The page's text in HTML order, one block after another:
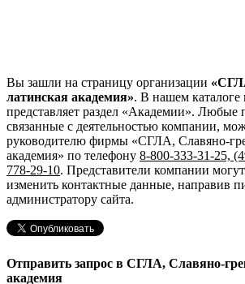
Вы зашли на страницу организации
латинская академия». В нашем каталоге
представляет раздел «Академии». Любые
связанные с деятельностью компании,
руководителю фирмы «СГЛА, Славяно-
академия» по телефону 8-800-333-31-25,
778-29-10. Представители компании
изменить контактные данные, направив
администратору сайта.
Отправить запрос в СГЛА, Славяно-
академия